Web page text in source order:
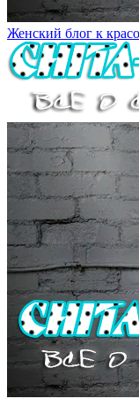
Женский блог к